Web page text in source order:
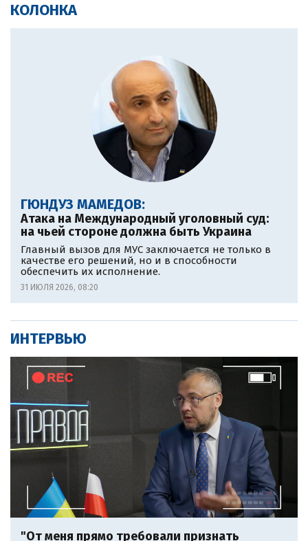
КОЛОНКА
ГЮНДУЗ МАМЕДОВ:
Атака на Международный уголовный суд:
на чьей стороне должна быть Украина
Главный вызов для МУС заключается не только в
качестве его решений, но и в способности
обеспечить их исполнение.
31 ИЮЛЯ 2026, 08:20
ИНТЕРВЬЮ
"От меня прямо требовали признать